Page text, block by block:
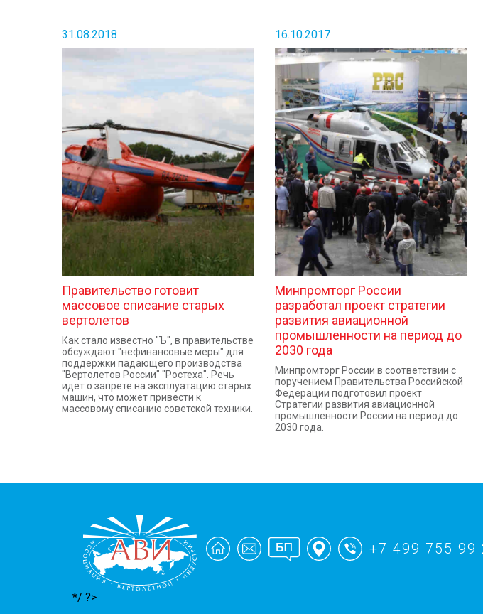
31.08.2018
Правительство готовит
массовое списание старых
вертолетов
Как стало известно "Ъ", в правительстве
обсуждают "нефинансовые меры" для
поддержки падающего производства
"Вертолетов России" "Ростеха". Речь
идет о запрете на эксплуатацию старых
машин, что может привести к
массовому списанию советской техники.
16.10.2017
Минпромторг России
разработал проект стратегии
развития авиационной
промышленности на период до
2030 года
Минпромторг России в соответствии с
поручением Правительства Российской
Федерации подготовил проект
Стратегии развития авиационной
промышленности России на период до
2030 года.
+7 499 755 99
*/ ?>